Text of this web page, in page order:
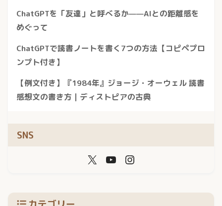
ChatGPTを「友達」と呼べるか——AIとの距離感を
めぐって
ChatGPTで読書ノートを書く7つの方法【コピペプロ
ンプト付き】
【例文付き】『1984年』ジョージ・オーウェル 読書
感想文の書き方｜ディストピアの古典
SNS